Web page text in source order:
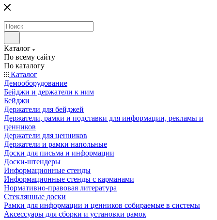
Каталог
По всему сайту
По каталогу
Каталог
Демооборудование
Бейджи и держатели к ним
Бейджи
Держатели для бейджей
Держатели, рамки и подставки для информации, рекламы и
ценников
Держатели для ценников
Держатели и рамки напольные
Доски для письма и информации
Доски-штендеры
Информационные стенды
Информационные стенды с карманами
Нормативно-правовая литература
Стеклянные доски
Рамки для информации и ценников собираемые в системы
Аксессуары для сборки и установки рамок